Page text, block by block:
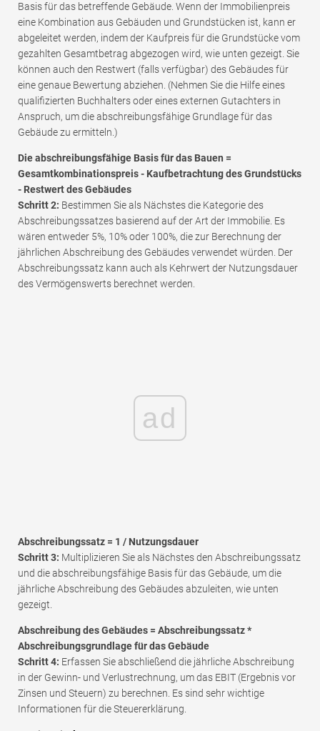
Basis für das betreffende Gebäude. Wenn der Immobilienpreis
eine Kombination aus Gebäuden und Grundstücken ist, kann er
abgeleitet werden, indem der Kaufpreis für die Grundstücke vom
gezahlten Gesamtbetrag abgezogen wird, wie unten gezeigt. Sie
können auch den Restwert (falls verfügbar) des Gebäudes für
eine genaue Bewertung abziehen. (Nehmen Sie die Hilfe eines
qualifizierten Buchhalters oder eines externen Gutachters in
Anspruch, um die abschreibungsfähige Grundlage für das
Gebäude zu ermitteln.)
Die abschreibungsfähige Basis für das Bauen =
Gesamtkombinationspreis - Kaufbetrachtung des Grundstücks
- Restwert des Gebäudes
Schritt 2: Bestimmen Sie als Nächstes die Kategorie des
Abschreibungssatzes basierend auf der Art der Immobilie. Es
wären entweder 5%, 10% oder 100%, die zur Berechnung der
jährlichen Abschreibung des Gebäudes verwendet würden. Der
Abschreibungssatz kann auch als Kehrwert der Nutzungsdauer
des Vermögenswerts berechnet werden.
ad
Abschreibungssatz = 1 / Nutzungsdauer
Schritt 3: Multiplizieren Sie als Nächstes den Abschreibungssatz
und die abschreibungsfähige Basis für das Gebäude, um die
jährliche Abschreibung des Gebäudes abzuleiten, wie unten
gezeigt.
Abschreibung des Gebäudes = Abschreibungssatz *
Abschreibungsgrundlage für das Gebäude
Schritt 4: Erfassen Sie abschließend die jährliche Abschreibung
in der Gewinn- und Verlustrechnung, um das EBIT (Ergebnis vor
Zinsen und Steuern) zu berechnen. Es sind sehr wichtige
Informationen für die Steuererklärung.